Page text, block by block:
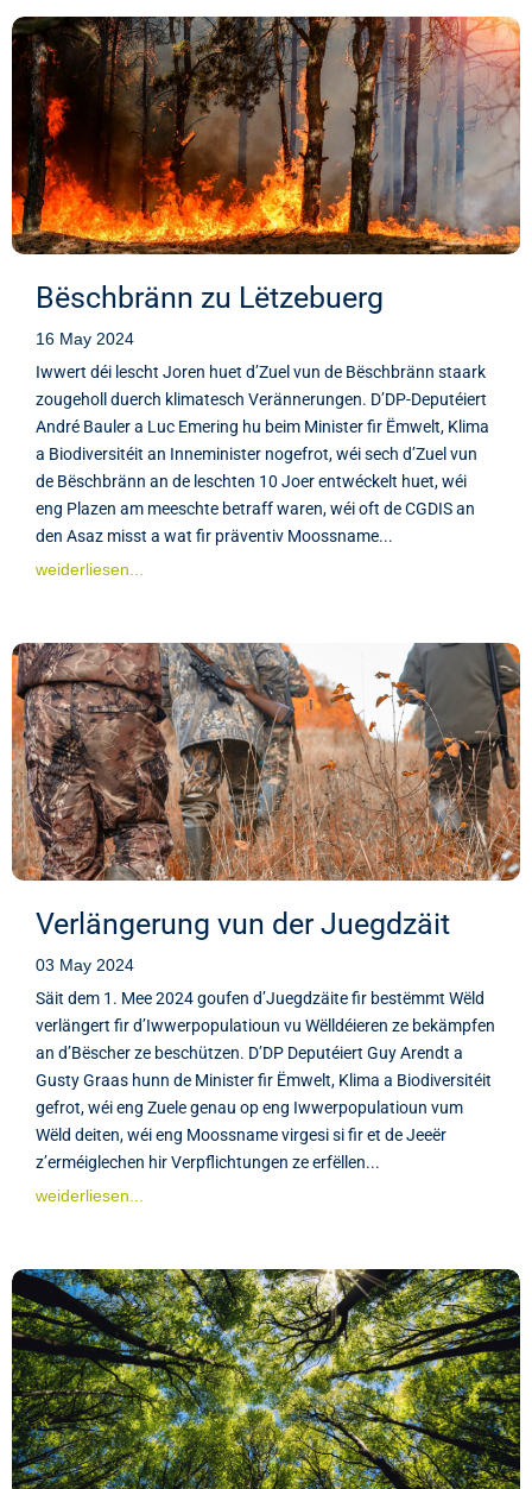
Bëschbränn zu Lëtzebuerg
16 May 2024
Iwwert déi lescht Joren huet d’Zuel vun de Bëschbränn staark
zougeholl duerch klimatesch Verännerungen. D’DP-Deputéiert
André Bauler a Luc Emering hu beim Minister fir Ëmwelt, Klima
a Biodiversitéit an Inneminister nogefrot, wéi sech d’Zuel vun
de Bëschbränn an de leschten 10 Joer entwéckelt huet, wéi
eng Plazen am meeschte betraff waren, wéi oft de CGDIS an
den Asaz misst a wat fir präventiv Moossname...
weiderliesen...
Verlängerung vun der Juegdzäit
03 May 2024
Säit dem 1. Mee 2024 goufen d’Juegdzäite fir bestëmmt Wëld
verlängert fir d’Iwwerpopulatioun vu Wëlldéieren ze bekämpfen
an d’Bëscher ze beschützen. D’DP Deputéiert Guy Arendt a
Gusty Graas hunn de Minister fir Ëmwelt, Klima a Biodiversitéit
gefrot, wéi eng Zuele genau op eng Iwwerpopulatioun vum
Wëld deiten, wéi eng Moossname virgesi si fir et de Jeeër
z’erméiglechen hir Verpflichtungen ze erfëllen...
weiderliesen...